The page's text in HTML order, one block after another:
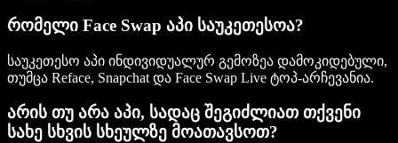
რომელი Face Swap აპი საუკეთესოა?
საუკეთესო აპი ინდივიდუალურ გემოზეა დამოკიდებული,
თუმცა Reface, Snapchat და Face Swap Live ტოპ-არჩევანია.
არის თუ არა აპი, სადაც შეგიძლიათ თქვენი
სახე სხვის სხეულზე მოათავსოთ?